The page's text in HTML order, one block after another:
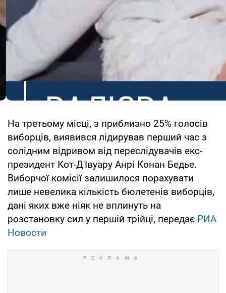
На третьому місці, з приблизно 25% голосів
виборців, виявився лідирував перший час з
солідним відривом від переслідувачів екс-
президент Кот-Д'Івуару Анрі Конан Бедье.
Виборчої комісії залишилося порахувати
лише невелика кількість бюлетенів виборців,
дані яких вже ніяк не вплинуть на
розстановку сил у першій трійці, передає РИА
Новости